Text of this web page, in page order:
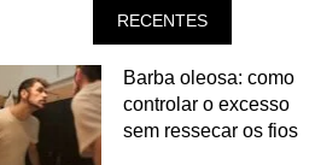
RECENTES
Barba oleosa: como
controlar o excesso
sem ressecar os fios